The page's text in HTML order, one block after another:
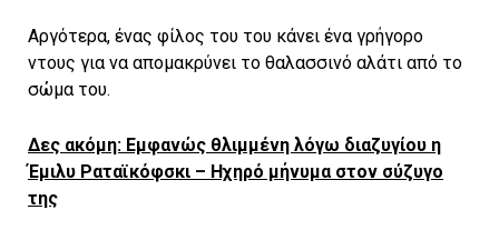
Aργότερα, ένας φίλος του του κάνει ένα γρήγορο
ντους για να απομακρύνει το θαλασσινό αλάτι από το
σώμα του.
Δες ακόμη: Εμφανώς θλιμμένη λόγω διαζυγίου η
Έμιλυ Ραταϊκόφσκι – Ηχηρό μήνυμα στον σύζυγο
της